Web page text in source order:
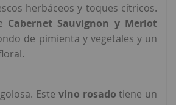
herbáceos y toques cítricos.
Cabernet Sauvignon y Merlot
de pimienta y vegetales y un
Este vino rosado tiene un